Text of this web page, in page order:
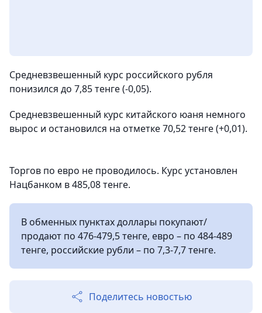
Средневзвешенный курс российского рубля
понизился до 7,85 тенге (-0,05).
Средневзвешенный курс китайского юаня немного
вырос и остановился на отметке 70,52 тенге (+0,01).
Торгов по евро не проводилось. Курс установлен
Нацбанком в 485,08 тенге.
В обменных пунктах доллары покупают/
продают по 476-479,5 тенге, евро – по 484-489
тенге, российские рубли – по 7,3-7,7 тенге.
Поделитесь новостью